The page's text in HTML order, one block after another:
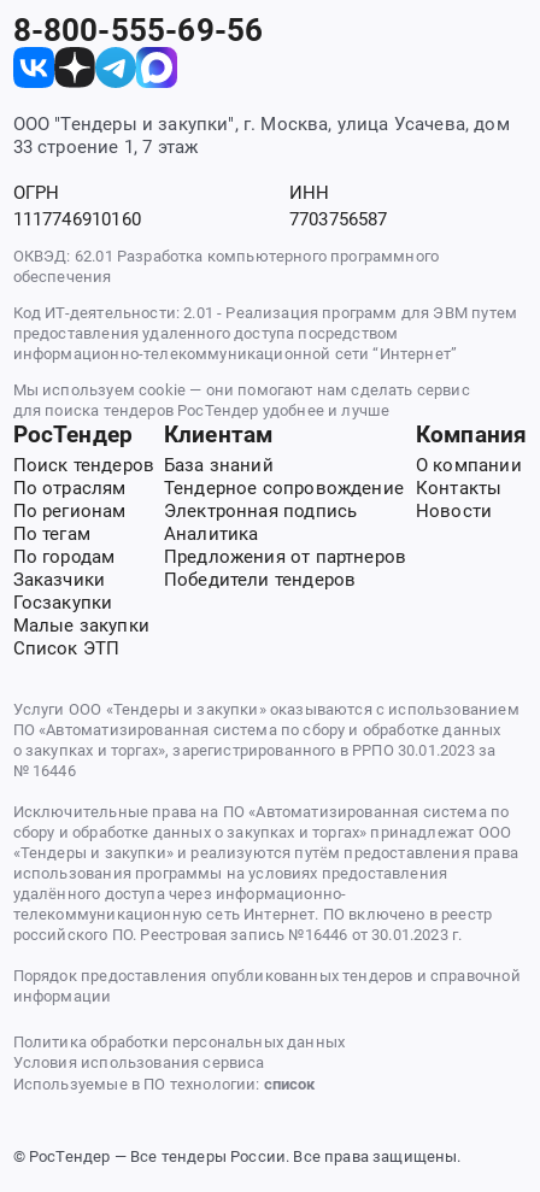
8-800-555-69-56
ООО "Тендеры и закупки", г. Москва, улица Усачева, дом
33 строение 1, 7 этаж
ОГРН
1117746910160
ИНН
7703756587
ОКВЭД: 62.01 Разработка компьютерного программного
обеспечения
Код ИТ-деятельности: 2.01 - Реализация программ для ЭВМ путем
предоставления удаленного доступа посредством
информационно-телекоммуникационной сети “Интернет”
Мы используем cookie — они помогают нам сделать сервис
для поиска тендеров РосТендер удобнее и лучше
РосТендер
Поиск тендеров
По отраслям
По регионам
По тегам
По городам
Заказчики
Госзакупки
Малые закупки
Список ЭТП
Клиентам
База знаний
Тендерное сопровождение
Электронная подпись
Аналитика
Предложения от партнеров
Победители тендеров
Компания
О компании
Контакты
Новости
Услуги ООО «Тендеры и закупки» оказываются с использованием
ПО «Автоматизированная система по сбору и обработке данных
о закупках и торгах», зарегистрированного в РРПО 30.01.2023 за
№ 16446
Исключительные права на ПО «Автоматизированная система по
сбору и обработке данных о закупках и торгах» принадлежат ООО
«Тендеры и закупки» и реализуются путём предоставления права
использования программы на условиях предоставления
удалённого доступа через информационно-
телекоммуникационную сеть Интернет. ПО включено в реестр
российского ПО. Реестровая запись №16446 от 30.01.2023 г.
Порядок предоставления опубликованных тендеров и справочной
информации
Политика обработки персональных данных
Условия использования сервиса
Используемые в ПО технологии: список
© РосТендер — Все тендеры России. Все права защищены.